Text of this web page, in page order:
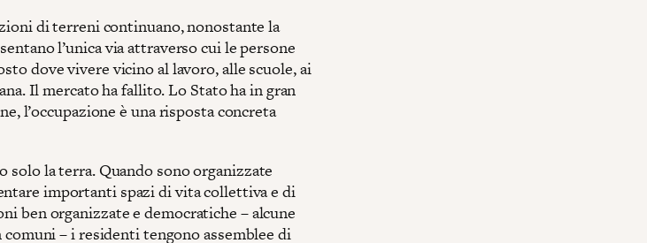
di terreni continuano, nonostante la
l’unica via attraverso cui le persone
dove vivere vicino al lavoro, alle scuole, ai
Il mercato ha fallito. Lo Stato ha in gran
l’occupazione è una risposta concreta
solo la terra. Quando sono organizzate
importanti spazi di vita collettiva e di
ben organizzate e democratiche – alcune
– i residenti tengono assemblee di